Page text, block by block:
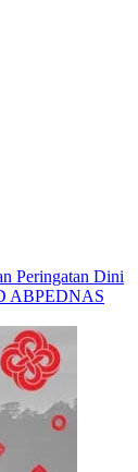
Peringatan Dini
ABPEDNAS